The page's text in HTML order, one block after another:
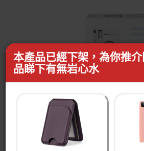
本產品已經下架，為你推
品睇下有無岩心水